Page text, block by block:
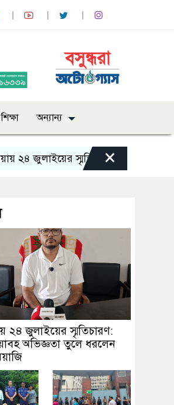
শিক্ষা অন্যান্য
জুলাইয়ের স্মৃতিচারণ: গুমের ভয়াবহ
×
২৪ জুলাইয়ের স্মৃতিচারণ:
অভিজ্ঞতা তুলে ধরলেন